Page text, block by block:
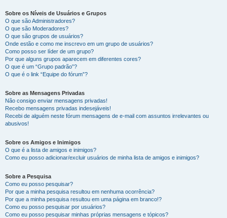
Sobre os Níveis de Usuários e Grupos
O que são Administradores?
O que são Moderadores?
O que são grupos de usuários?
Onde estão e como me inscrevo em um grupo de usuários?
Como posso ser líder de um grupo?
Por que alguns grupos aparecem em diferentes cores?
O que é um “Grupo padrão”?
O que é o link “Equipe do fórum”?
Sobre as Mensagens Privadas
Não consigo enviar mensagens privadas!
Recebo mensagens privadas indesejáveis!
Recebi de alguém neste fórum mensagens de e-mail com assuntos irrelevantes ou
abusivos!
Sobre os Amigos e Inimigos
O que é a lista de amigos e inimigos?
Como eu posso adicionar/excluir usuários de minha lista de amigos e inimigos?
Sobre a Pesquisa
Como eu posso pesquisar?
Por que a minha pesquisa resultou em nenhuma ocorrência?
Por que a minha pesquisa resultou em uma página em branco!?
Como eu posso pesquisar por usuários?
Como eu posso pesquisar minhas próprias mensagens e tópicos?